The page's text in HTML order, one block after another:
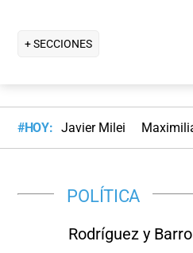
+ SECCIONES
#HOY: Javier Milei
POLÍTICA
Rodríguez y